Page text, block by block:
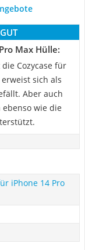
Max Hülle:
Cozycase für
sich als
Aber auch
wie die
iPhone 14 Pro